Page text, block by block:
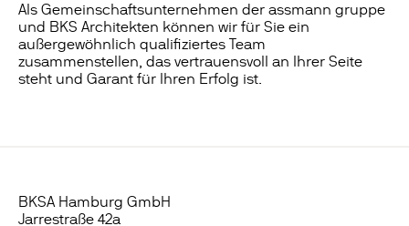
Als Gemeinschaftsunternehmen der assmann gruppe
und BKS Architekten können wir für Sie ein
außergewöhnlich qualifiziertes Team
zusammenstellen, das vertrauensvoll an Ihrer Seite
steht und Garant für Ihren Erfolg ist.
BKSA Hamburg GmbH
Jarrestraße 42a